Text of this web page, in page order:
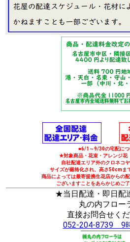
■6/1～9/30の宅配に
★対象商品・花束・アレンジ花
自社配達エリア外のクロネコ
サイズが厳格化され、高さ50cmま
商品によっては最寄提携生花店からの
ございますことをあらかじめご
★当日配達・即日配
丸の内フロー
直接お問合せくだ
052-204-8739 9